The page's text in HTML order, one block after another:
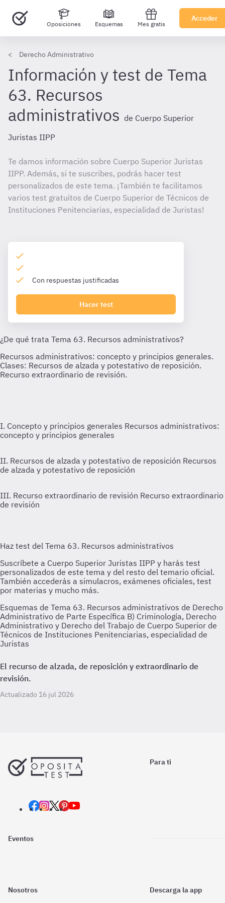
Oposiciones Esquemas Mes gratis
Acceder
Derecho Administrativo
Información y test de Tema
63. Recursos
administrativos de Cuerpo Superior
Juristas IIPP
Te damos información sobre Cuerpo Superior Juristas
IIPP. Además, si te suscribes, podrás hacer test
personalizados de este tema. ¡También te facilitamos
varios test gratuitos de Cuerpo Superior de Técnicos de
Instituciones Penitenciarias, especialidad de Juristas!
Con respuestas justificadas
Hacer test
I. Concepto y principios generales Recursos administrativos:
concepto y principios generales
II. Recursos de alzada y potestativo de reposición Recursos
de alzada y potestativo de reposición
III. Recurso extraordinario de revisión Recurso extraordinario
de revisión
Esquemas de Tema 63. Recursos administrativos de Derecho
Administrativo de Parte Específica B) Criminología, Derecho
Administrativo y Derecho del Trabajo de Cuerpo Superior de
Técnicos de Instituciones Penitenciarias, especialidad de
Juristas
El recurso de alzada, de reposición y extraordinario de
revisión.
Actualizado 16 jul 2026
Para ti
Eventos
Nosotros Descarga la app